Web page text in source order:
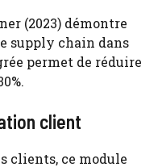
(2023) démontre
supply chain dans
permet de réduire
client
clients, ce module